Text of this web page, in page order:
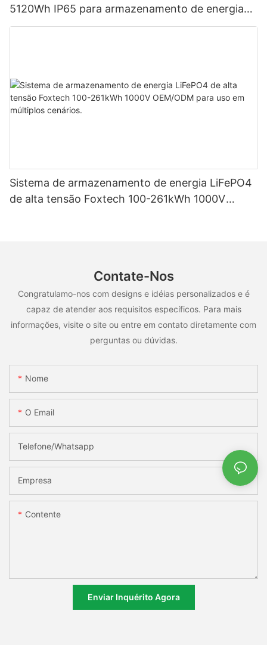
5120Wh IP65 para armazenamento de energia
em sistemas solares residenciais.
Sistema de armazenamento de energia LiFePO4
de alta tensão Foxtech 100-261kWh 1000V
Contate-Nos
Congratulamo-nos com designs e idéias personalizados e é
capaz de atender aos requisitos específicos. Para mais
informações, visite o site ou entre em contato diretamente com
perguntas ou dúvidas.
Nome
O Email
Telefone/whatsapp
Empresa
Contente
Enviar Inquérito Agora